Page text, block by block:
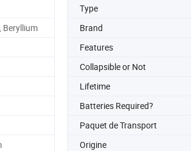
Type
Beryllium Brand
Features
Collapsible or Not
Lifetime
Batteries Required?
Paquet de Transport
Origine